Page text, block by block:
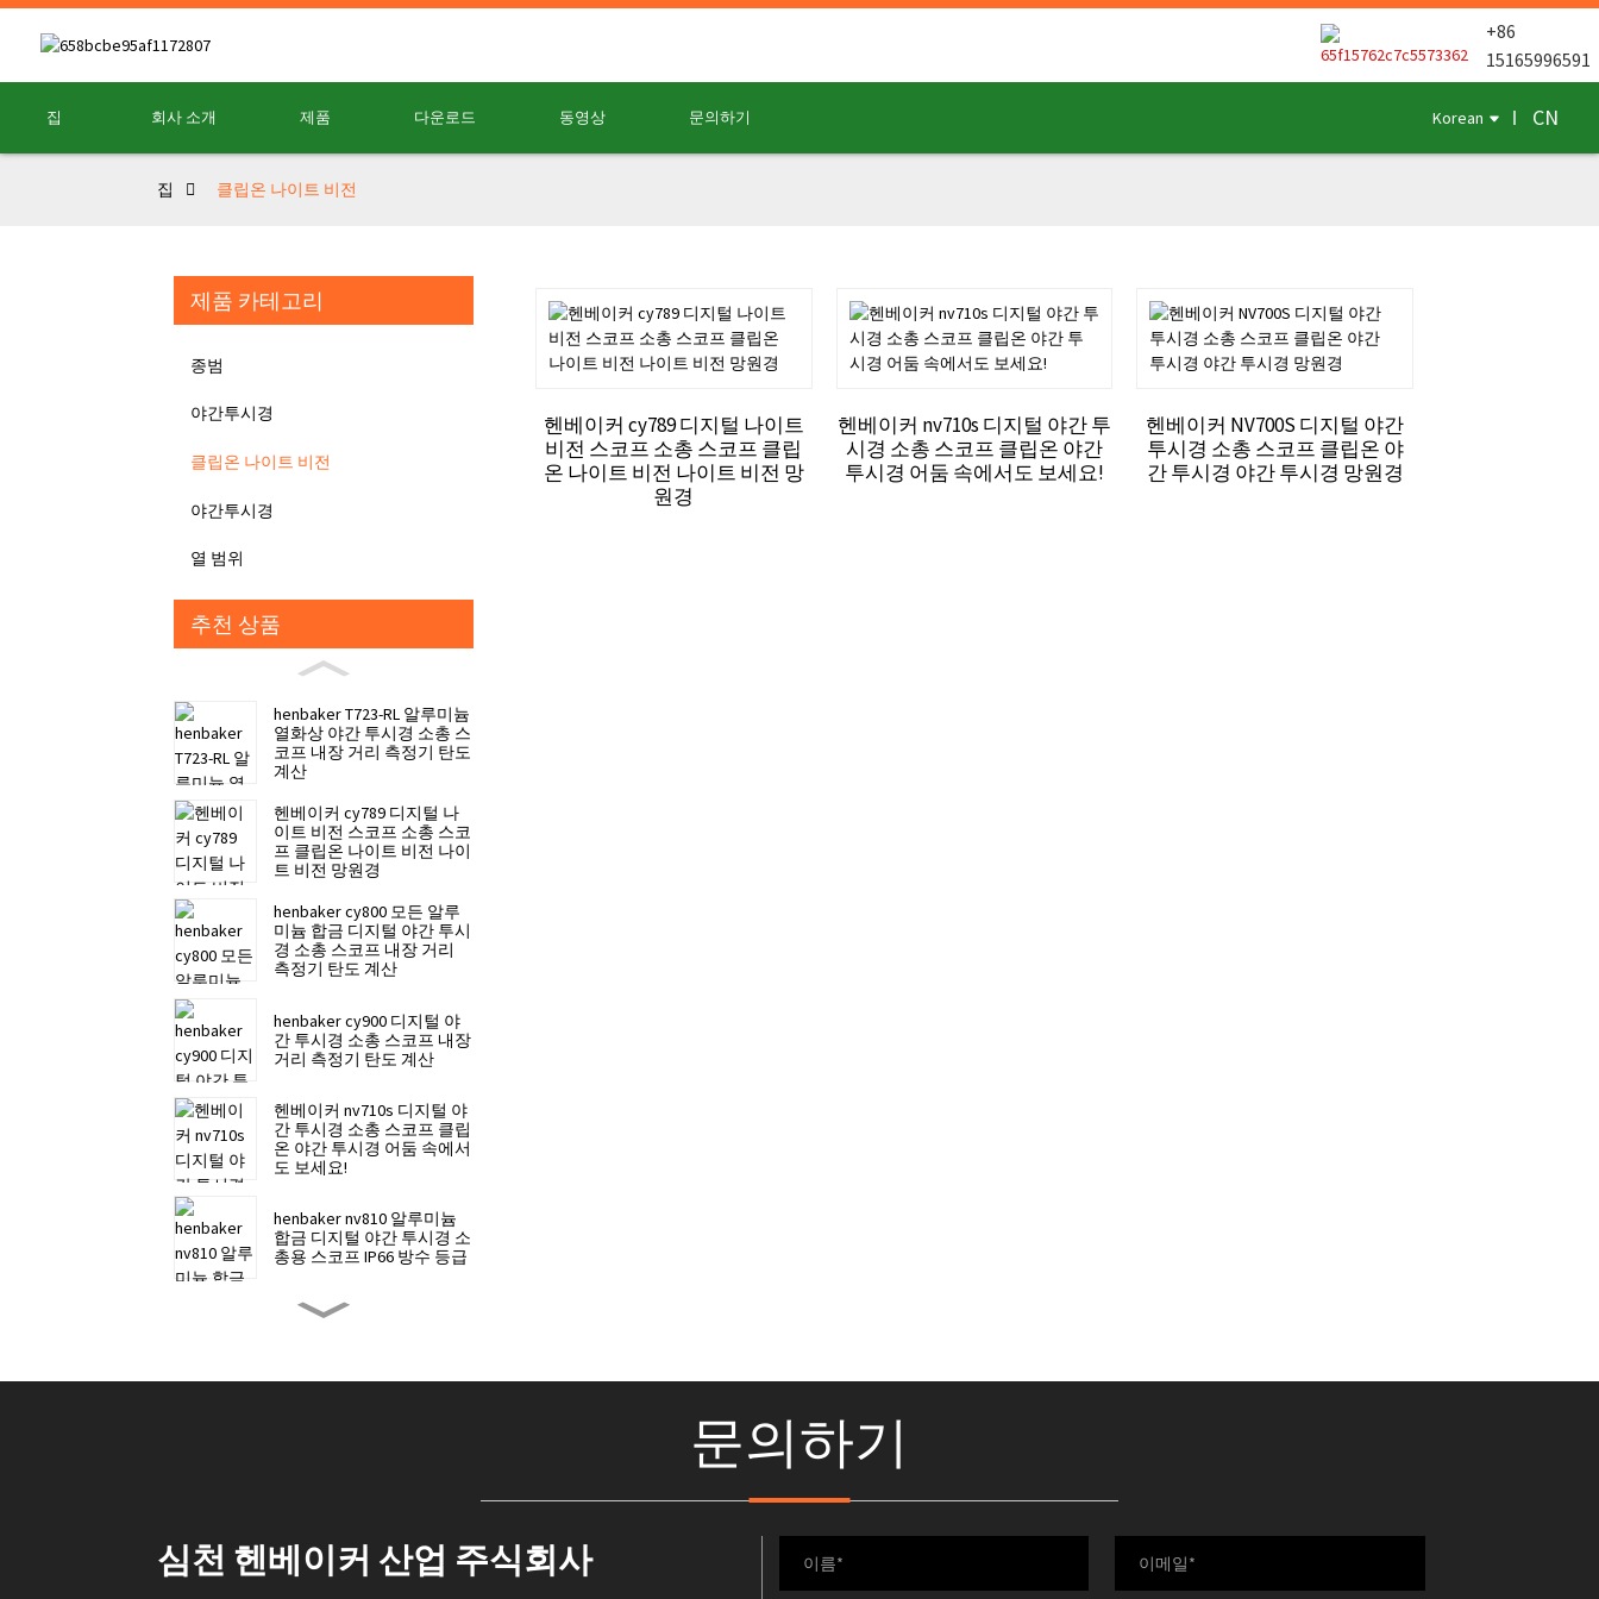
+86
15165996591
집 회사 소개 제품 다운로드 동영상 문의하기 Korean CN
집 클립온 나이트 비전
제품 카테고리
종범
야간투시경
클립온 나이트 비전
야간투시경
열 범위
추천 상품
henbaker T723-RL 알루미늄
열화상 야간 투시경 소총 스
코프 내장 거리 측정기 탄도
계산
헨베이커 cy789 디지털 나
이트 비전 스코프 소총 스코
프 클립온 나이트 비전 나이
트 비전 망원경
henbaker cy800 모든 알루
미늄 합금 디지털 야간 투시
경 소총 스코프 내장 거리
측정기 탄도 계산
henbaker cy900 디지털 야
간 투시경 소총 스코프 내장
거리 측정기 탄도 계산
헨베이커 nv710s 디지털 야
간 투시경 소총 스코프 클립
온 야간 투시경 어둠 속에서
도 보세요!
henbaker nv810 알루미늄
합금 디지털 야간 투시경 소
총용 스코프 IP66 방수 등급
헨베이커 NV700S 디지털 야
고 선명한 나이트 비전
헨베이커 cy789 디지털 나이트
비전 스코프 소총 스코프 클립
온 나이트 비전 나이트 비전 망
원경
헨베이커 nv710s 디지털 야간 투
시경 소총 스코프 클립온 야간
투시경 어둠 속에서도 보세요!
헨베이커 NV700S 디지털 야간
투시경 소총 스코프 클립온 야
간 투시경 야간 투시경 망원경
문의하기
심천 헨베이커 산업 주식회사